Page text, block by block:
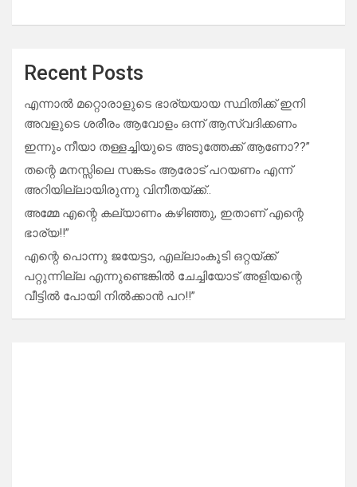
Recent Posts
എന്നാൽ മറ്റൊരാളുടെ ഭാര്യയായ സ്ഥിതിക്ക് ഇനി
അവളുടെ ശരീരം ആവോളം ഒന്ന് ആസ്വദിക്കണം
ഇന്നും നീയാ തള്ളച്ചിയുടെ അടുത്തേക്ക് ആണോ??”
തന്റെ മനസ്സിലെ സങ്കടം ആരോട് പറയണം എന്ന്
അറിയില്ലായിരുന്നു വിനീതയ്ക്ക്..
അമ്മേ എന്റെ കല്യാണം കഴിഞ്ഞു, ഇതാണ് എന്റെ
ഭാര്യ!!”
എന്റെ പൊന്നു ജയേട്ടാ, എല്ലാംകൂടി ഒറ്റയ്ക്ക്
പറ്റുന്നില്ല എന്നുണ്ടെങ്കിൽ ചേച്ചിയോട് അളിയന്റെ
വീട്ടിൽ പോയി നിൽക്കാൻ പറ!!”